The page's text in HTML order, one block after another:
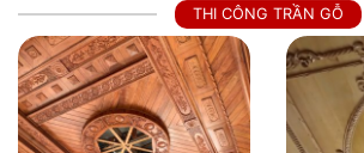
THI CÔNG TRẦN GỖ